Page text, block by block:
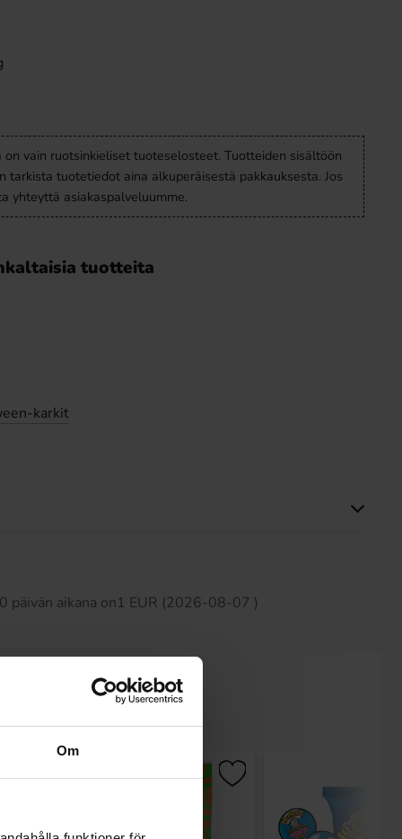
Om
vain ruotsinkieliset tuoteselosteet. Tuotteiden sisältöön
tarkista tuotetiedot aina alkuperäisestä pakkauksesta. Jos
yhteyttä asiakaspalveluumme.
tuotteita
karkit
päivän aikana on1 EUR (2026-08-07 )